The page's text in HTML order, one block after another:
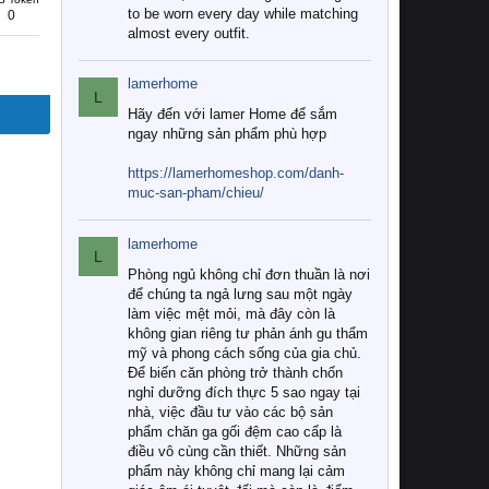
0
to be worn every day while matching
almost every outfit.
L
lamerhome
Hãy đến với lamer Home để sắm
ngay những sản phẩm phù hợp
https://lamerhomeshop.com/danh-
muc-san-pham/chieu/
L
lamerhome
Phòng ngủ không chỉ đơn thuần là nơi
để chúng ta ngả lưng sau một ngày
làm việc mệt mỏi, mà đây còn là
không gian riêng tư phản ánh gu thẩm
mỹ và phong cách sống của gia chủ.
Để biến căn phòng trở thành chốn
nghỉ dưỡng đích thực 5 sao ngay tại
nhà, việc đầu tư vào các bộ sản
phẩm chăn ga gối đệm cao cấp là
điều vô cùng cần thiết. Những sản
phẩm này không chỉ mang lại cảm